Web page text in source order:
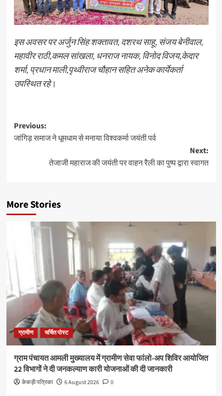
इस अवसर पर अर्जुन सिंह शक्तावत, दशरथ साहू, संजय बेनीवाल,
महावीर राठी,कमल सांखला, धनराज नायक, विनोद विजय,केदार
शर्मा, प्रधान माली,पृथ्वीराज चौहान सहित अनेक कार्येकर्ता
उपस्थित रहे।
Previous:
जांगिड़ समाज ने धूमधाम से मनाया विश्वकर्मा जयंती पर्व
Next:
तेजाजी महाराज की जयंती पर वाहन रैली का पुष्प द्वारा स्वागत
More Stories
ग्रामीण चर्चित पोस्ट
ग्राम पंचायत आमली मुख्यालय में ग्रामीण सेवा फांलो-अप शिविर आयोजित
22 विभागों ने दी जनकल्याण कारी योजनाओं की दी जानकारी
केकड़ी पत्रिका 6 August 2026 0